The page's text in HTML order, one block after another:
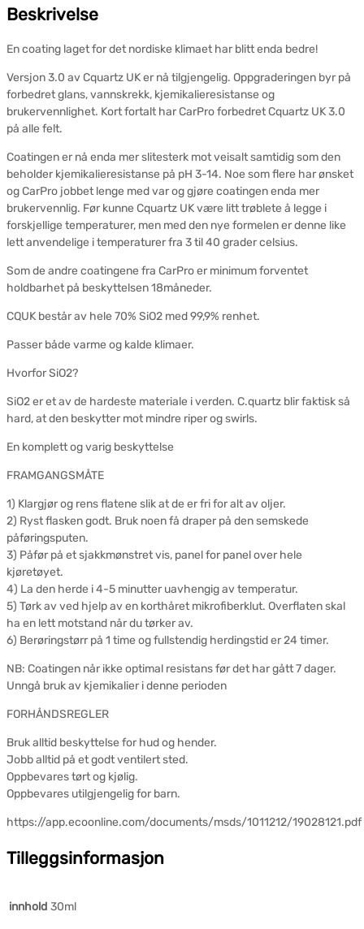
Beskrivelse
En coating laget for det nordiske klimaet har blitt enda bedre!
Versjon 3.0 av Cquartz UK er nå tilgjengelig. Oppgraderingen byr på
forbedret glans, vannskrekk, kjemikalieresistanse og
brukervennlighet. Kort fortalt har CarPro forbedret Cquartz UK 3.0
på alle felt.
Coatingen er nå enda mer slitesterk mot veisalt samtidig som den
beholder kjemikalieresistanse på pH 3-14. Noe som flere har ønsket
og CarPro jobbet lenge med var og gjøre coatingen enda mer
brukervennlig. Før kunne Cquartz UK være litt trøblete å legge i
forskjellige temperaturer, men med den nye formelen er denne like
lett anvendelige i temperaturer fra 3 til 40 grader celsius.
Som de andre coatingene fra CarPro er minimum forventet
holdbarhet på beskyttelsen 18måneder.
CQUK består av hele 70% SiO2 med 99,9% renhet.
Passer både varme og kalde klimaer.
Hvorfor SiO2?
SiO2 er et av de hardeste materiale i verden. C.quartz blir faktisk så
hard, at den beskytter mot mindre riper og swirls.
En komplett og varig beskyttelse
FRAMGANGSMÅTE
1) Klargjør og rens flatene slik at de er fri for alt av oljer.
2) Ryst flasken godt. Bruk noen få draper på den semskede
påføringsputen.
3) Påfør på et sjakkmønstret vis, panel for panel over hele
kjøretøyet.
4) La den herde i 4-5 minutter uavhengig av temperatur.
5) Tørk av ved hjelp av en korthåret mikrofiberklut. Overflaten skal
ha en lett motstand når du tørker av.
6) Berøringstørr på 1 time og fullstendig herdingstid er 24 timer.
NB: Coatingen når ikke optimal resistans før det har gått 7 dager.
Unngå bruk av kjemikalier i denne perioden
FORHÅNDSREGLER
Bruk alltid beskyttelse for hud og hender.
Jobb alltid på et godt ventilert sted.
Oppbevares tørt og kjølig.
Oppbevares utilgjengelig for barn.
https://app.ecoonline.com/documents/msds/1011212/19028121.pdf
Tilleggsinformasjon
innhold 30ml